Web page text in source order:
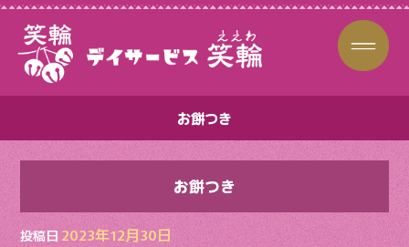
お餅つき
お餅つき
投稿日 2023年12月30日